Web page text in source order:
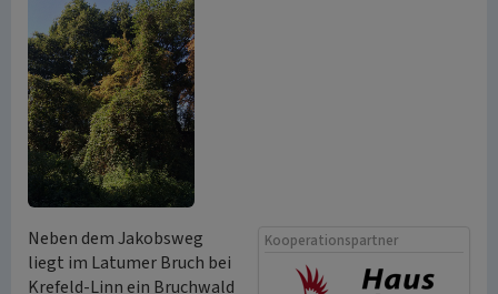
Kooperationspartner
Neben dem Jakobsweg
liegt im Latumer Bruch bei
Krefeld-Linn ein Bruchwald